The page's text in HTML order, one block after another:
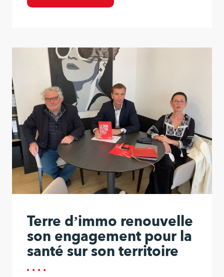
Terre d’immo renouvelle
son engagement pour la
santé sur son territoire